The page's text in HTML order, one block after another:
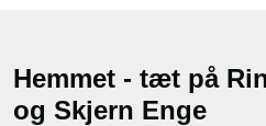
Hemmet - tæt på
og Skjern Enge